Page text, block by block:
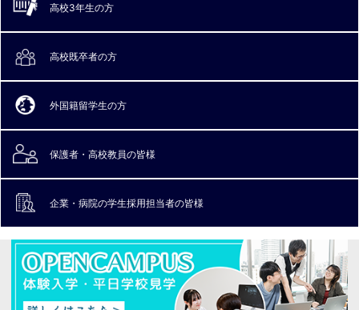
高校3年生の方
高校既卒者の方
外国籍留学生の方
保護者・高校教員の皆様
企業・病院の学生採用担当者の皆様